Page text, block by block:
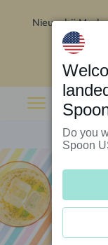
Nieuw bij
Do you
Spoon